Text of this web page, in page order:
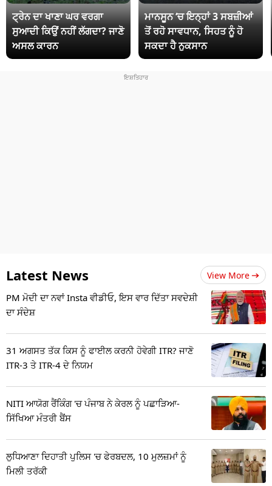
ਟ੍ਰੇਨ ਦਾ ਖਾਣਾ ਘਰ ਵਰਗਾ
ਸੁਆਦੀ ਕਿਉਂ ਨਹੀਂ ਲੱਗਦਾ? ਜਾਣੋ
ਅਸਲ ਕਾਰਨ
ਮਾਨਸੂਨ ‘ਚ ਇਨ੍ਹਾਂ 3 ਸਬਜ਼ੀਆਂ
ਤੋਂ ਰਹੋ ਸਾਵਧਾਨ, ਸਿਹਤ ਨੂੰ ਹੋ
ਸਕਦਾ ਹੈ ਨੁਕਸਾਨ
Latest News View More
PM ਮੋਦੀ ਦਾ ਨਵਾਂ Insta ਵੀਡੀਓ, ਇਸ ਵਾਰ ਦਿੱਤਾ ਸਵਦੇਸ਼ੀ
ਦਾ ਸੰਦੇਸ਼
31 ਅਗਸਤ ਤੱਕ ਕਿਸ ਨੂੰ ਫਾਈਲ ਕਰਨੀ ਹੋਵੇਗੀ ITR? ਜਾਣੋ
ITR-3 ਤੇ ITR-4 ਦੇ ਨਿਯਮ
NITI ਆਯੋਗ ਰੈਂਕਿੰਗ 'ਚ ਪੰਜਾਬ ਨੇ ਕੇਰਲ ਨੂੰ ਪਛਾੜਿਆ-
ਸਿੱਖਿਆ ਮੰਤਰੀ ਬੈਂਸ
ਲੁਧਿਆਣਾ ਦਿਹਾਤੀ ਪੁਲਿਸ 'ਚ ਫੇਰਬਦਲ, 10 ਮੁਲਜ਼ਮਾਂ ਨੂੰ
ਮਿਲੀ ਤਰੱਕੀ